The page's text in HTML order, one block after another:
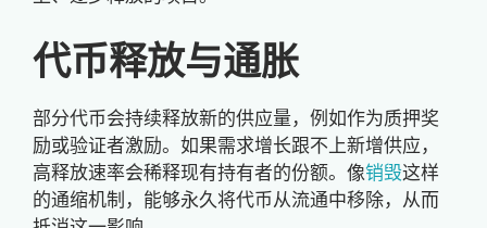
代币释放与通胀
部分代币会持续释放新的供应量，例如作为质押奖
励或验证者激励。如果需求增长跟不上新增供应，
高释放速率会稀释现有持有者的份额。像销毁这样
的通缩机制，能够永久将代币从流通中移除，从而